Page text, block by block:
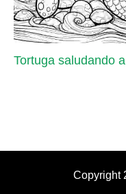
Tortuga saludando
Copyright